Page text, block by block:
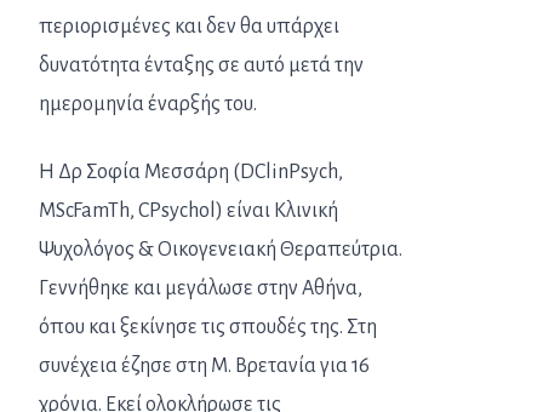
περιορισμένες και δεν θα υπάρχει
δυνατότητα ένταξης σε αυτό μετά την
ημερομηνία έναρξής του.
H Δρ Σοφία Μεσσάρη (DClinPsych,
MScFamTh, CPsychol) είναι Κλινική
Ψυχολόγος & Οικογενειακή Θεραπεύτρια.
Γεννήθηκε και μεγάλωσε στην Αθήνα,
όπου και ξεκίνησε τις σπουδές της. Στη
συνέχεια έζησε στη Μ. Βρετανία για 16
χρόνια. Εκεί ολοκλήρωσε τις